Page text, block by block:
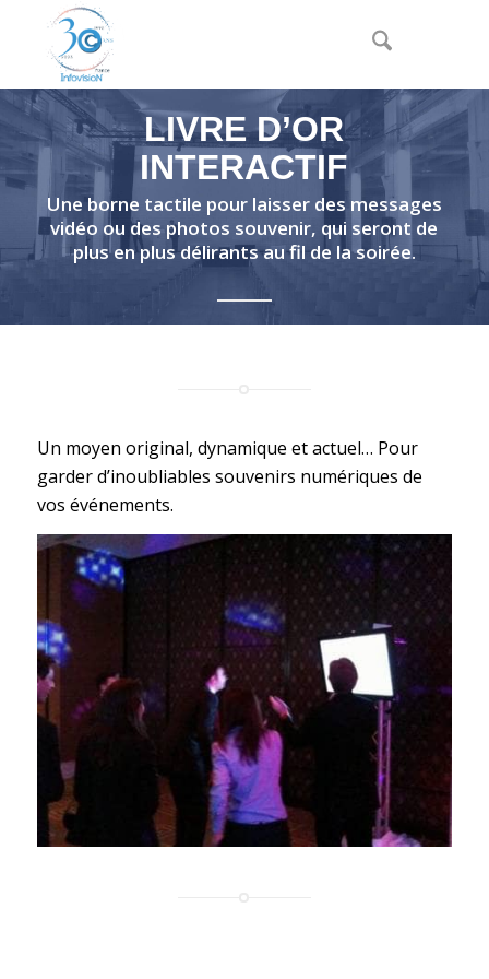
LIVRE D’OR
INTERACTIF
Une borne tactile pour laisser des messages
vidéo ou des photos souvenir, qui seront de
plus en plus délirants au fil de la soirée.
Un moyen original, dynamique et actuel… Pour
garder d’inoubliables souvenirs numériques de
vos événements.